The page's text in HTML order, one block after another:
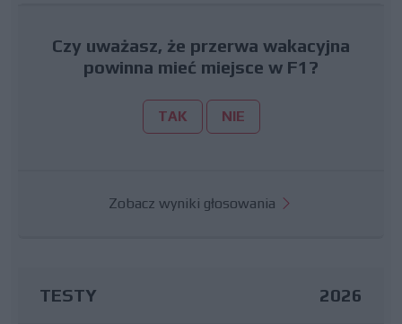
Czy uważasz, że przerwa wakacyjna
powinna mieć miejsce w F1?
TAK NIE
Zobacz wyniki głosowania
TESTY 2026